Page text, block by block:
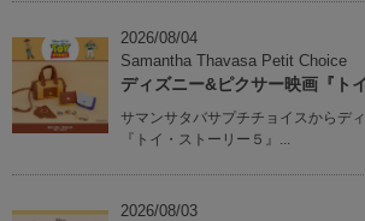
2026/08/04
Samantha Thavasa Petit Choice
ディズニー&ピクサー映画『ト
サマンサタバサプチチョイスからデ
『トイ・ストーリー５』...
2026/08/03